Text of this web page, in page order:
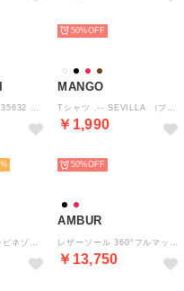
50%
【本革】 サンダル 35632 （グレージュ）
MANGO
Tシャツ .-- SEVILLA （ブラック）
￥1,990
50%
AMBUR
￥13,750